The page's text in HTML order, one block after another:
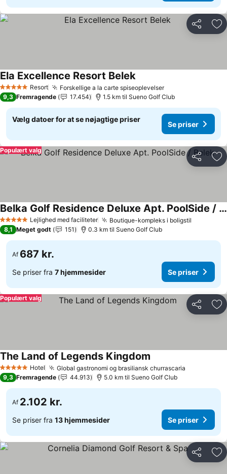
Del
5 Stjerner Resort Forskellige a la carte spiseoplevelserSe priser
Ela Excellence Resort BelekSe priser
9,3 Fremragende 17.454 1.5 km til Sueno Golf Club
Vælg datoer for at se nøjagtige priser
Se priser
Del
Populært valg
5 Stjerner Lejlighed med faciliteter Boutique-kompleks i boligstil
Belka Golf Residence Deluxe Apt. PoolSide / Belek
Se priser
8,1 Meget godt 151 0.3 km til Sueno Golf Club
Af 687 kr.
Se priser fra 7 hjemmesider Se priser
Del
Populært valg
5 Stjerner Hotel Global gastronomi og brasiliansk churrascaria
The Land of Legends Kingdom
9,3 Fremragende 44.913 5.0 km til Sueno Golf Club
Af 2.102 kr.
Se priser fra 13 hjemmesider Se priser
Del